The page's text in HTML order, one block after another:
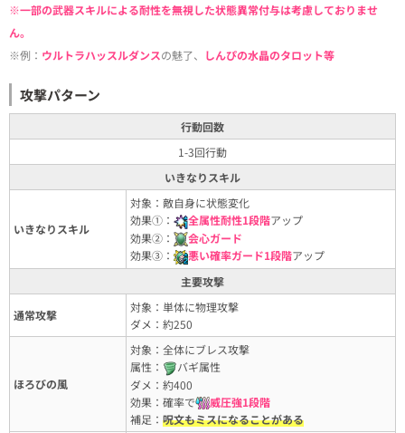
※一部の武器スキルによる耐性を無視した状態異常付与は考慮しておりませ
ん。
※例： ウルトラハッスルダンスの魅了、 しんぴの水晶のタロット等
攻撃パターン
行動回数
1-3回行動
いきなりスキル
いきなりスキル
対象：敵自身に状態変化
効果①：
全属性耐性1段階アップ
効果②：
会心ガード
効果③：
悪い確率ガード1段階アップ
主要攻撃
通常攻撃
対象：単体に物理攻撃
ダメ：約250
ほろびの風
対象：全体にブレス攻撃
属性：
バギ属性
ダメ：約400
効果：確率で
威圧強1段階
補足： 呪文もミスになることがある